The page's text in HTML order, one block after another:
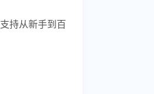
持从新手到百